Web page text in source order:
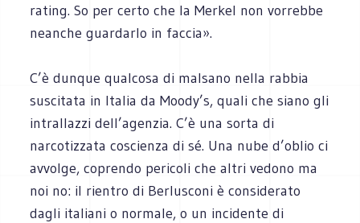
rating. So per certo che la Merkel non vorrebbe
neanche guardarlo in faccia».
C’è dunque qualcosa di malsano nella rabbia
suscitata in Italia da Moody’s, quali che siano gli
intrallazzi dell’agenzia. C’è una sorta di
narcotizzata coscienza di sé. Una nube d’oblio ci
avvolge, coprendo pericoli che altri vedono ma
noi no: il rientro di Berlusconi è considerato
dagli italiani o normale, o un incidente di